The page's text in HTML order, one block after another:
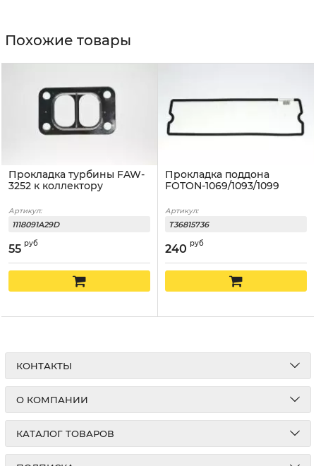
Похожие товары
Прокладка турбины FAW-
3252 к коллектору
Артикул:
1118091A29D
55 руб
Прокладка поддона
FOTON-1069/1093/1099
Артикул:
T36815736
240 руб
КОНТАКТЫ
О КОМПАНИИ
КАТАЛОГ ТОВАРОВ